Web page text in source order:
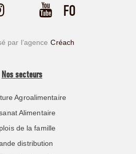
par l’agence Créach
Nos secteurs
Agroalimentaire
Alimentaire
de la famille
distribution